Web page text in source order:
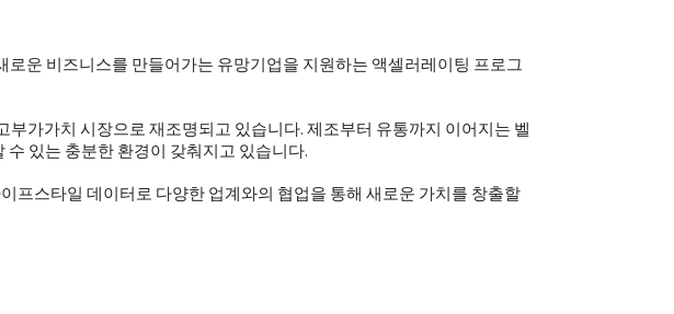
운 비즈니스를 만들어가는 유망기업을 지원하는 액셀러레이팅 프로그
가가치 시장으로 재조명되고 있습니다. 제조부터 유통까지 이어지는 벨
있는 충분한 환경이 갖춰지고 있습니다.
프스타일 데이터로 다양한 업계와의 협업을 통해 새로운 가치를 창출할